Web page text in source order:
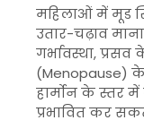
महिलाओं में मूड
उतार-चढ़ाव
गर्भावस्था,
(Menopause) के
हार्मोन के स्तर
प्रभावित कर